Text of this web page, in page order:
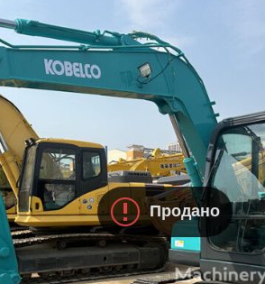
Продано